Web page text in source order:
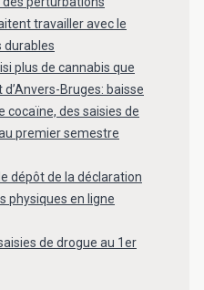
travailler avec le
durables
plus de cannabis que
Bruges: baisse
cocaïne, des saisies de
premier semestre
dépôt de la déclaration
physiques en ligne
de drogue au 1er